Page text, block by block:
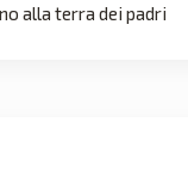
alla terra dei padri